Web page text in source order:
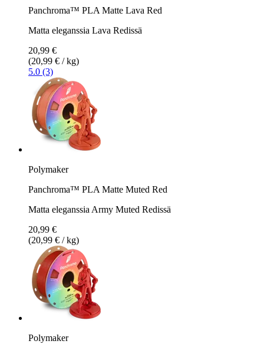
Panchroma™ PLA Matte Lava Red
Matta eleganssia Lava Redissä
20,99 €
(20,99 € / kg)
5.0 (3)
Polymaker
Panchroma™ PLA Matte Muted Red
Matta eleganssia Army Muted Redissä
20,99 €
(20,99 € / kg)
Polymaker